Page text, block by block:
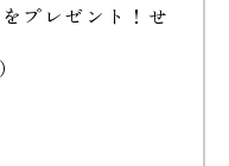
プレゼント！せ